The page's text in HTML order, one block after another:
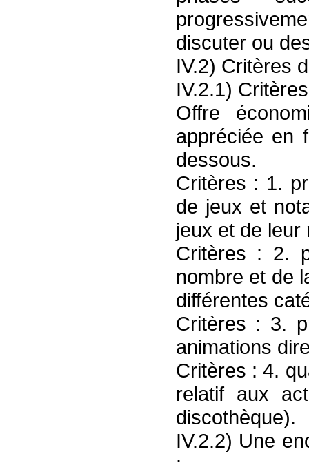
discuter ou
IV.2) Critères
IV.2.1)
Offre
appréciée en
dessous.
Critères : 1.
de jeux et
jeux et de leur
Critères : 2.
nombre et de
différentes
Critères : 3.
animations
Critères : 4.
relatif aux
discothèque).
IV.2.2) Une